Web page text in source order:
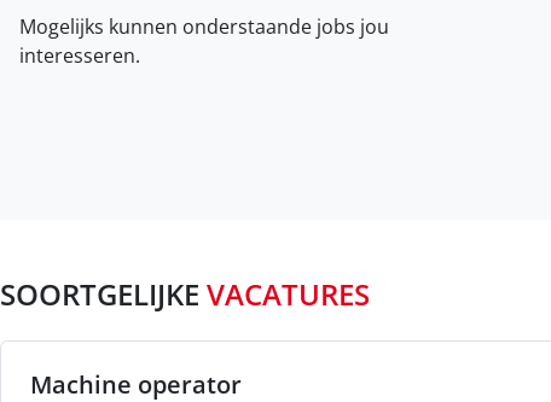
Mogelijks kunnen onderstaande jobs jou
interesseren.
SOORTGELIJKE VACATURES
Machine operator